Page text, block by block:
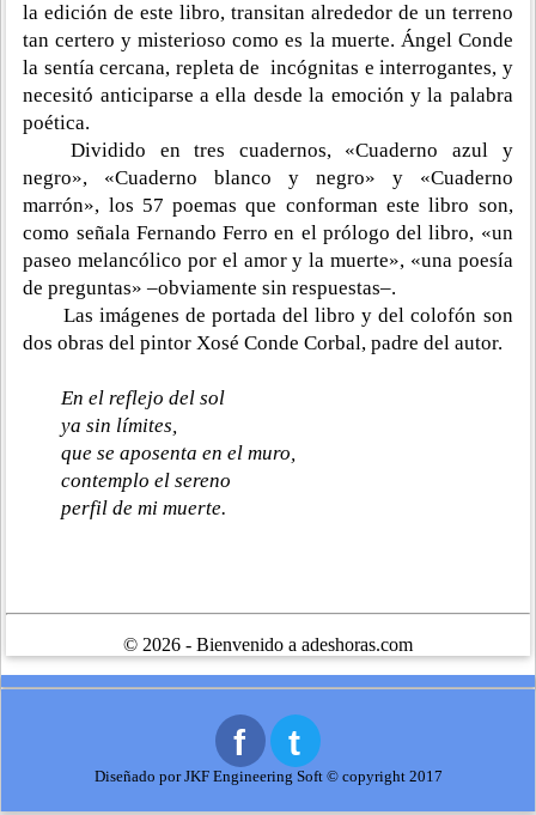
la edición de este libro, transitan alrededor de un terreno
tan certero y misterioso como es la muerte. Ángel Conde
la sentía cercana, repleta de incógnitas e interrogantes, y
necesitó anticiparse a ella desde la emoción y la palabra
poética.
Dividido en tres cuadernos, «Cuaderno azul y
negro», «Cuaderno blanco y negro» y «Cuaderno
marrón», los 57 poemas que conforman este libro son,
como señala Fernando Ferro en el prólogo del libro, «un
paseo melancólico por el amor y la muerte», «una poesía
de preguntas» –obviamente sin respuestas–.
Las imágenes de portada del libro y del colofón son
dos obras del pintor Xosé Conde Corbal, padre del autor.
En el reflejo del sol
ya sin límites,
que se aposenta en el muro,
contemplo el sereno
perfil de mi muerte.
© 2026 - Bienvenido a adeshoras.com
Diseñado por JKF Engineering Soft © copyright 2017